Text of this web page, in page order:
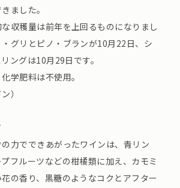
ました。
収穫量は前年を上回るものになりまし
グリとピノ・ブランが10月22日、シ
ングは10月29日です。
学肥料は不使用。
）
力でできあがったワインは、青リン
フルーツなどの柑橘類に加え、カモミ
の香り、黒糖のようなコクとアフター